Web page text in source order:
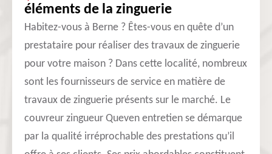
éléments de la zinguerie
Habitez-vous à Berne ? Êtes-vous en quête d’un
prestataire pour réaliser des travaux de zinguerie
pour votre maison ? Dans cette localité, nombreux
sont les fournisseurs de service en matière de
travaux de zinguerie présents sur le marché. Le
couvreur zingueur Queven entretien se démarque
par la qualité irréprochable des prestations qu’il